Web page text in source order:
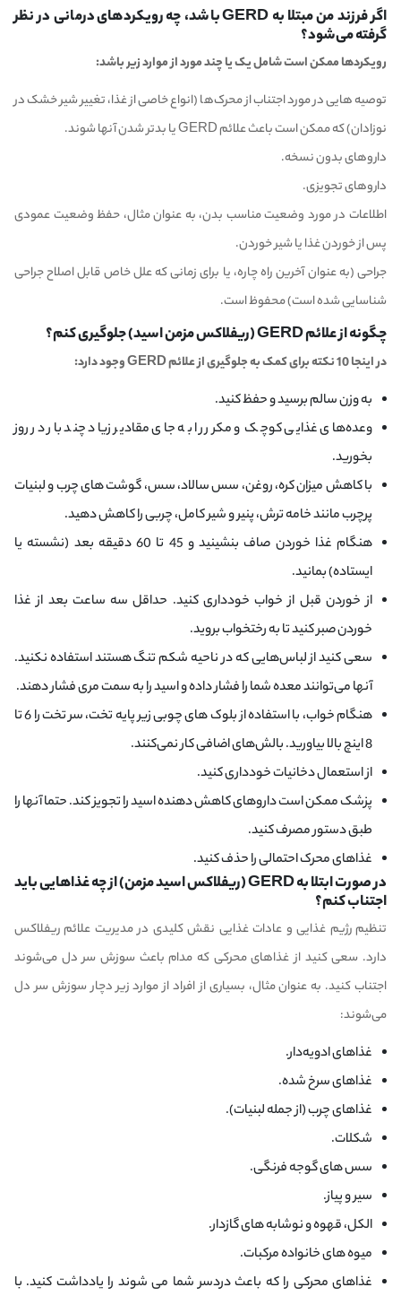
اگر فرزند من مبتلا به GERD باشد، چه رویکردهای درمانی در نظر
گرفته می‌شود؟
رویکردها ممکن است شامل یک یا چند مورد از موارد زیر باشد:
توصیه هایی در مورد اجتناب از محرک‌ها (انواع خاصی از غذا، تغییر شیر خشک در
نوزادان) که ممکن است باعث علائم GERD یا بدتر شدن آنها شوند.
داروهای بدون نسخه.
داروهای تجویزی.
اطلاعات در مورد وضعیت مناسب بدن، به عنوان مثال، حفظ وضعیت عمودی
پس از خوردن غذا یا شیر خوردن.
جراحی (به عنوان آخرین راه چاره، یا برای زمانی که علل خاص قابل اصلاح جراحی
شناسایی شده است) محفوظ است.
چگونه از علائم GERD (ریفلاکس مزمن اسید) جلوگیری کنم؟
در اینجا 10 نکته برای کمک به جلوگیری از علائم GERD وجود دارد:
به وزن سالم برسید و حفظ کنید.
وعده‌های غذایی کوچک و مکرر را به جای مقادیر زیاد چند بار در روز
بخورید.
با کاهش میزان کره، روغن، سس سالاد، سس، گوشت های چرب و لبنیات
پرچرب مانند خامه ترش، پنیر و شیر کامل، چربی را کاهش دهید.
هنگام غذا خوردن صاف بنشینید و 45 تا 60 دقیقه بعد (نشسته یا
ایستاده) بمانید.
از خوردن قبل از خواب خودداری کنید. حداقل سه ساعت بعد از غذا
خوردن صبر کنید تا به رختخواب بروید.
سعی کنید از لباس‌هایی که در ناحیه شکم تنگ هستند استفاده نکنید.
آنها می‌توانند معده شما را فشار داده و اسید را به سمت مری فشار دهند.
هنگام خواب، با استفاده از بلوک های چوبی زیر پایه تخت، سر تخت را 6 تا
8 اینچ بالا بیاورید. بالش‌های اضافی کار نمی‌کنند.
از استعمال دخانیات خودداری کنید.
پزشک ممکن است داروهای کاهش دهنده اسید را تجویز کند. حتما آنها را
طبق دستور مصرف کنید.
غذاهای محرک احتمالی را حذف کنید.
در صورت ابتلا به GERD (ریفلاکس اسید مزمن) از چه غذاهایی باید
اجتناب کنم؟
تنظیم رژیم غذایی و عادات غذایی نقش کلیدی در مدیریت علائم ریفلاکس
دارد. سعی کنید از غذاهای محرکی که مدام باعث سوزش سر دل می‌شوند
اجتناب کنید. به عنوان مثال، بسیاری از افراد از موارد زیر دچار سوزش سر دل
می‌شوند:
غذاهای ادویه‌دار.
غذاهای سرخ شده.
غذاهای چرب (از جمله لبنیات).
شکلات.
سس های گوجه فرنگی.
سیر و پیاز.
الکل، قهوه و نوشابه های گازدار.
میوه های خانواده مرکبات.
غذاهای محرکی را که باعث دردسر شما می شوند را یادداشت کنید. با